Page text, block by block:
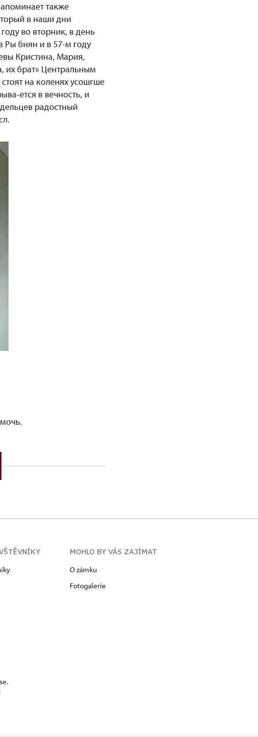
также
в наши дни
во вторник, в день
Ры бнян и в 57-м году
Кристина, Мария,
их брат» Центральным
на коленях усошгше
ется в вечность, и
радостный
MOHLO BY VÁS ZAJÍMAT
O zámku
Fotogalerie
.